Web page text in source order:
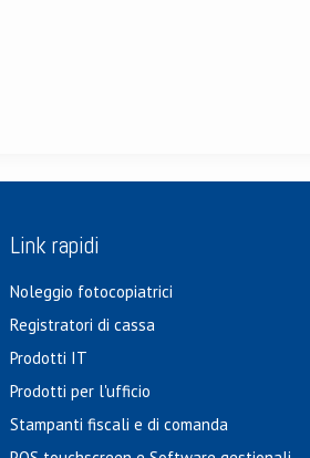
Link rapidi
Noleggio fotocopiatrici
Registratori di cassa
Prodotti IT
Prodotti per l'ufficio
Stampanti fiscali e di comanda